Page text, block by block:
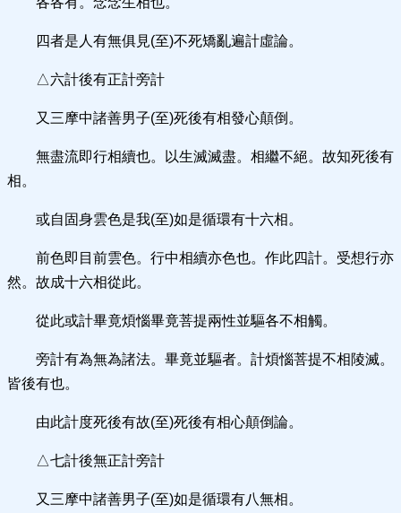
四者是人有無俱見(至)不死矯亂遍計虛論。
△六計後有正計旁計
又三摩中諸善男子(至)死後有相發心顛倒。
無盡流即行相續也。以生滅滅盡。相繼不絕。故知死後有
相。
或自固身雲色是我(至)如是循環有十六相。
前色即目前雲色。行中相續亦色也。作此四計。受想行亦
然。故成十六相從此。
從此或計畢竟煩惱畢竟菩提兩性並驅各不相觸。
旁計有為無為諸法。畢竟並驅者。計煩惱菩提不相陵滅。
皆後有也。
由此計度死後有故(至)死後有相心顛倒論。
△七計後無正計旁計
又三摩中諸善男子(至)如是循環有八無相。